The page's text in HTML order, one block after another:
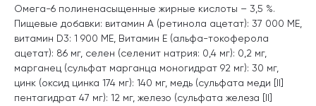
Омега-6 полиненасыщенные жирные кислоты – 3,5 %.
Пищевые добавки: витамин A (ретинола ацетат): 37 000 МЕ,
витамин D3: 1 900 МЕ, Витамин Е (альфа-токоферола
ацетат): 86 мг, селен (селенит натрия: 0,4 мг): 0,2 мг,
марганец (сульфат марганца моногидрат 92 мг): 30 мг,
цинк (оксид цинка 174 мг): 140 мг, медь (сульфата меди [II]
пентагидрат 47 мг): 12 мг, железо (сульфата железа [II]